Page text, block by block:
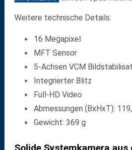
Weitere technische Details:
16 Megapixel
MFT Sensor
5-Achsen VCM
Integrierter Blitz
Full-HD Video
Abmessungen (BxHxT):
Gewicht: 369 g